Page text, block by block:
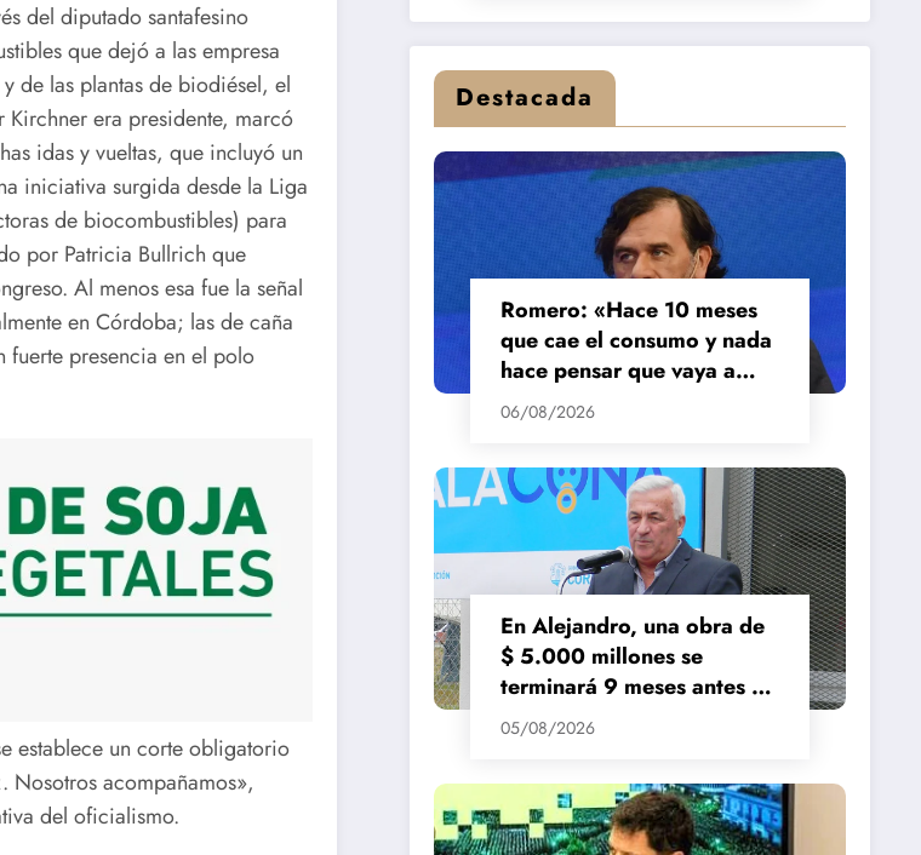
del diputado santafesino
que dejó a las empresa
de las plantas de biodiésel, el
era presidente, marcó
idas y vueltas, que incluyó un
iniciativa surgida desde la Liga
de biocombustibles) para
por Patricia Bullrich que
Al menos esa fue la señal
en Córdoba; las de caña
fuerte presencia en el polo
establece un corte obligatorio
Nosotros acompañamos»,
del oficialismo.
Destacada
Romero: «Hace 10 meses
que cae el consumo y nada
hace pensar que vaya a
repuntar»
06/08/2026
En Alejandro, una obra de
$ 5.000 millones se
terminará 9 meses antes de
lo previsto
05/08/2026